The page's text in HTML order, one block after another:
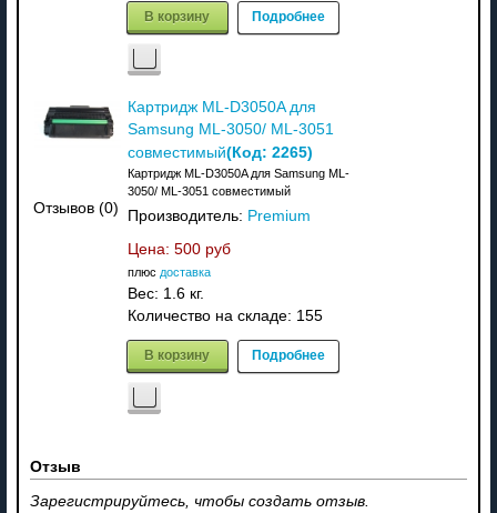
В корзину Подробнее
Отзывов (0)
Картридж ML-D3050A для
Samsung ML-3050/ ML-3051
совместимый(Код: 2265)
Картридж ML-D3050A для Samsung ML-
3050/ ML-3051 совместимый
Производитель: Premium
Цена: 500 руб
плюс доставка
Вес: 1.6 кг.
Количество на складе: 155
В корзину Подробнее
Отзыв
Зарегистрируйтесь, чтобы создать отзыв.